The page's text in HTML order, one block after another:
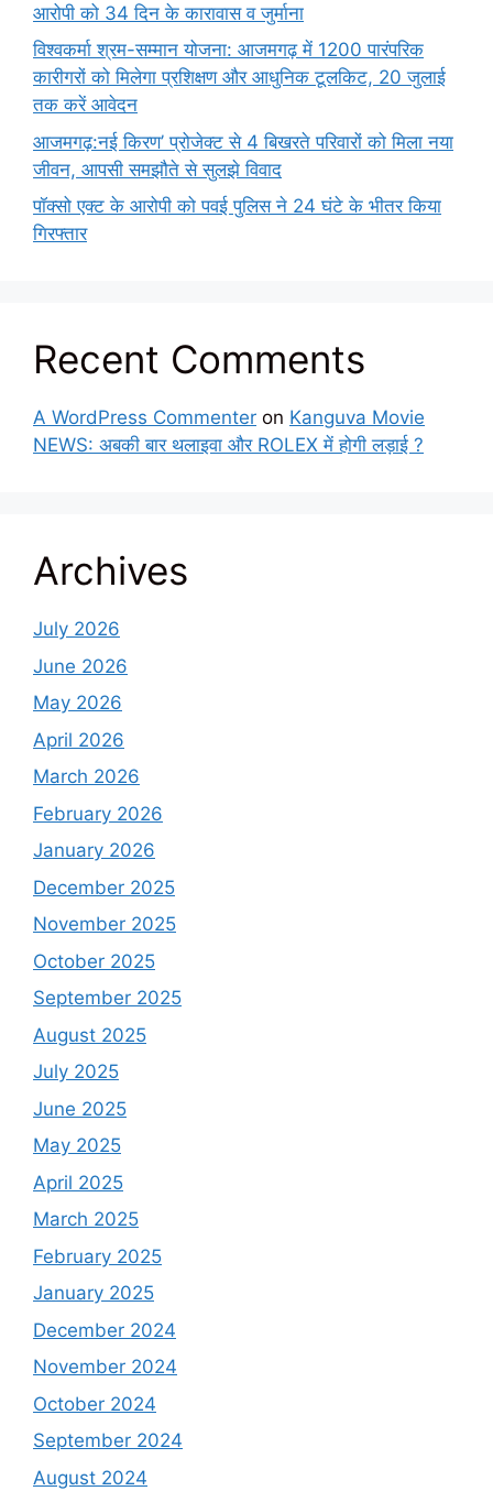
आरोपी को 34 दिन के कारावास व जुर्माना
विश्वकर्मा श्रम-सम्मान योजना: आजमगढ़ में 1200 पारंपरिक
कारीगरों को मिलेगा प्रशिक्षण और आधुनिक टूलकिट, 20 जुलाई
तक करें आवेदन
आजमगढ़:नई किरण’ प्रोजेक्ट से 4 बिखरते परिवारों को मिला नया
जीवन, आपसी समझौते से सुलझे विवाद
पॉक्सो एक्ट के आरोपी को पवई पुलिस ने 24 घंटे के भीतर किया
गिरफ्तार
Recent Comments
A WordPress Commenter on Kanguva Movie
NEWS: अबकी बार थलाइवा और ROLEX में होगी लड़ाई ?
Archives
July 2026
June 2026
May 2026
April 2026
March 2026
February 2026
January 2026
December 2025
November 2025
October 2025
September 2025
August 2025
July 2025
June 2025
May 2025
April 2025
March 2025
February 2025
January 2025
December 2024
November 2024
October 2024
September 2024
August 2024